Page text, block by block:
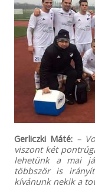
Gerliczki Máté: –
viszont két
lehetünk a mai
többször is
kívánunk nekik a